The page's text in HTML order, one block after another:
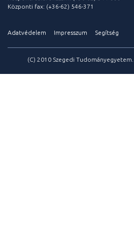
Központi fax: (+36-62) 546-371
Adatvédelem Impresszum Segítség
(C) 2010 Szegedi